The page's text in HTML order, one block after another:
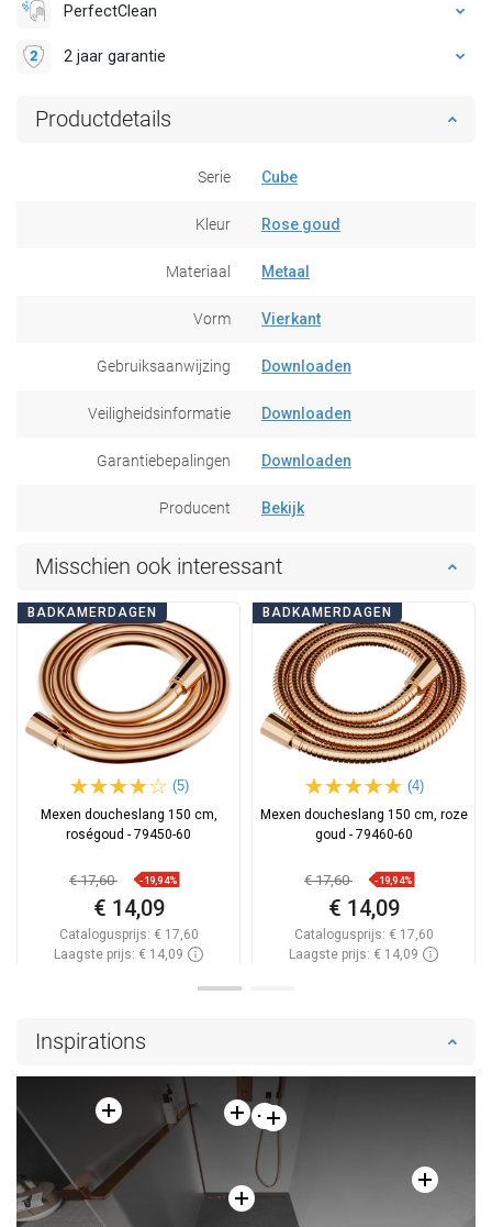
PerfectClean
2 jaar garantie
Productdetails
Serie Cube
Kleur Rose goud
Materiaal Metaal
Vorm Vierkant
Gebruiksaanwijzing Downloaden
Veiligheidsinformatie Downloaden
Garantiebepalingen Downloaden
Producent Bekijk
Misschien ook interessant
BADKAMERDAGEN
(5)
Mexen doucheslang 150 cm,
roségoud - 79450-60
€ 17,60 -19,94%
€ 14,09
Catalogusprijs: € 17,60
Laagste prijs: € 14,09
BADKAMERDAGEN
(4)
Mexen doucheslang 150 cm, roze
goud - 79460-60
€ 17,60 -19,94%
€ 14,09
Catalogusprijs: € 17,60
Laagste prijs: € 14,09
Inspirations